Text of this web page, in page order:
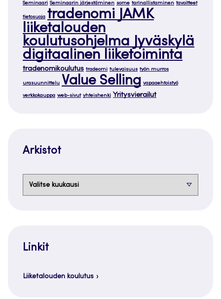
Seminaari Seminaarin järjestäminen some tarinallistaminen tavoitteet
tietosuoja tradenomi JAMK
liiketalouden
koulutusohjelma Jyväskylä
digitaalinen liiketoiminta
tradenomikoulutus tradeomi tulevaisuus työn murros
urasuunnittelu Value Selling vapaaehtoistyö
verkkokauppa web-sivut yhteishenki Yritysvierailut
Arkistot
Linkit
Liiketalouden koulutus